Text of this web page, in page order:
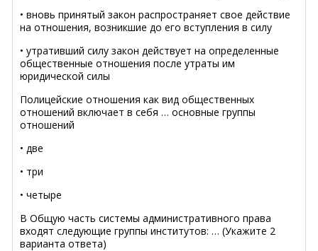
• вновь принятый закон распространяет свое действие
на отношения, возникшие до его вступления в силу
• утративший силу закон действует на определенные
общественные отношения после утраты им
юридической силы
Полицейские отношения как вид общественных
отношений включает в себя … основные группы
отношений
• две
• три
• четыре
В Общую часть системы административного права
входят следующие группы институтов: … (Укажите 2
варианта ответа)